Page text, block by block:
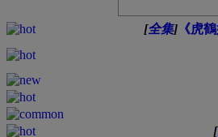
[全集]《虎鶴
[